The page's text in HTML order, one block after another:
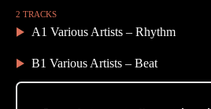
2 TRACKS
A1 Various Artists – Rhythm
B1 Various Artists – Beat